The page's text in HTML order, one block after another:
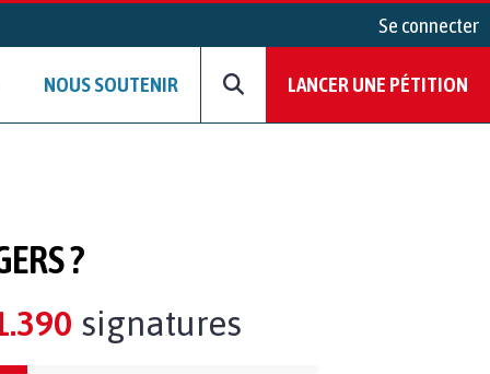
Se connecter
NOUS SOUTENIR LANCER UNE PÉTITION
?
signatures